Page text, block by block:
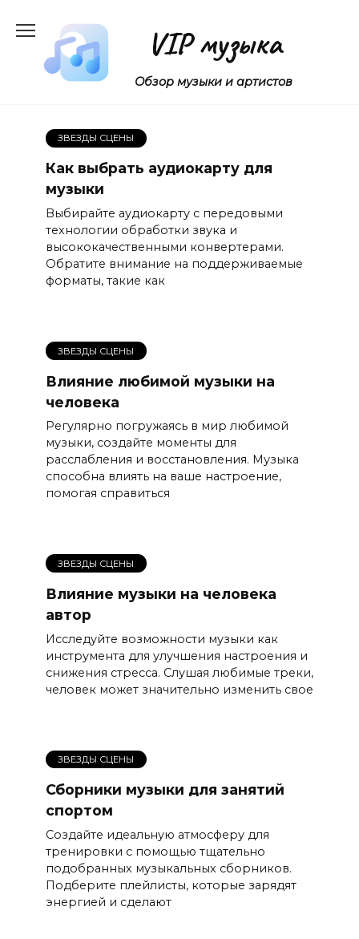
содержанию
VIP музыка
Обзор музыки и артистов
ЗВЕЗДЫ СЦЕНЫ
Как выбрать аудиокарту для
музыки
Выбирайте аудиокарту с передовыми
технологии обработки звука и
высококачественными конвертерами.
Обратите внимание на поддерживаемые
форматы, такие как
ЗВЕЗДЫ СЦЕНЫ
Влияние любимой музыки на
человека
Регулярно погружаясь в мир любимой
музыки, создайте моменты для
расслабления и восстановления. Музыка
способна влиять на ваше настроение,
помогая справиться
ЗВЕЗДЫ СЦЕНЫ
Влияние музыки на человека
автор
Исследуйте возможности музыки как
инструмента для улучшения настроения и
снижения стресса. Слушая любимые треки,
человек может значительно изменить свое
ЗВЕЗДЫ СЦЕНЫ
Сборники музыки для занятий
спортом
Создайте идеальную атмосферу для
тренировки с помощью тщательно
подобранных музыкальных сборников.
Подберите плейлисты, которые зарядят
энергией и сделают